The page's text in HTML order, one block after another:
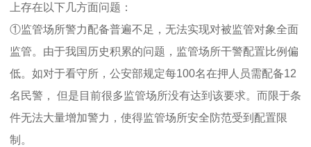
上存在以下几方面问题：
①监管场所警力配备普遍不足，无法实现对被监管对象全面
监管。由于我国历史积累的问题，监管场所干警配置比例偏
低。如对于看守所，公安部规定每100名在押人员需配备12
名民警， 但是目前很多监管场所没有达到该要求。而限于条
件无法大量增加警力，使得监管场所安全防范受到配置限
制。